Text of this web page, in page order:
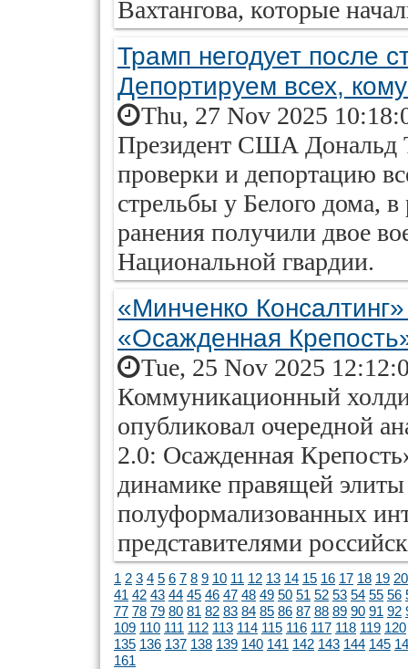
Вахтангова, которые
Трамп негодует после
Депортируем всех,
Thu, 27 Nov 2025
Президент США Дональд
проверки и депортацию
стрельбы у Белого дома, в
ранения получили двое
Национальной гвардии.
«Минченко
«Осажденная
Tue, 25 Nov 2025
Коммуникационный
опубликовал очередной
2.0: Осажденная
динамике правящей
полуформализованных
представителями
1 2 3 4 5 6 7 8 9 10 11 12 13 14 15 16 17 18 19 20
41 42 43 44 45 46 47 48 49 50 51 52 53 54 55 56
77 78 79 80 81 82 83 84 85 86 87 88 89 90 91 92
109 110 111 112 113 114 115 116 117 118 119 120
135 136 137 138 139 140 141 142 143 144 145
161